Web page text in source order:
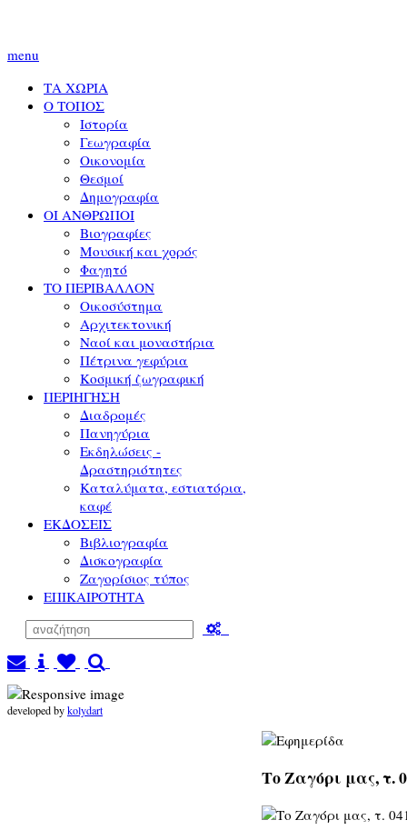
menu
ΤΑ ΧΩΡΙΑ
Ο ΤΟΠΟΣ
Ιστορία
Γεωγραφία
Οικονομία
Θεσμοί
Δημογραφία
ΟΙ ΑΝΘΡΩΠΟΙ
Βιογραφίες
Μουσική και χορός
Φαγητό
ΤΟ ΠΕΡΙΒΑΛΛΟΝ
Οικοσύστημα
Αρχιτεκτονική
Ναοί και μοναστήρια
Πέτρινα γεφύρια
Κοσμική ζωγραφική
ΠΕΡΙΗΓΗΣΗ
Διαδρομές
Πανηγύρια
Εκδηλώσεις -
Δραστηριότητες
Καταλύματα, εστιατόρια,
καφέ
ΕΚΔΟΣΕΙΣ
Βιβλιογραφία
Δισκογραφία
Ζαγορίσιος τύπος
ΕΠΙΚΑΙΡΟΤΗΤΑ
developed bykolydart
Το Ζαγόρι μας, τ.